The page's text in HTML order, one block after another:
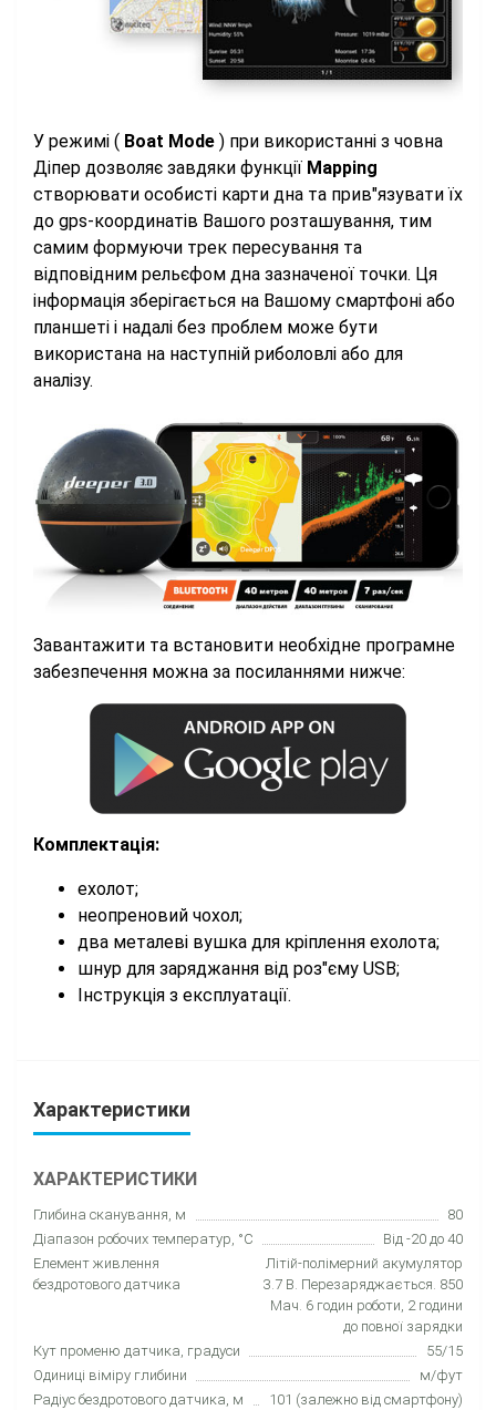
У режимі ( Boat Mode ) при використанні з човна
Діпер дозволяє завдяки функції Mapping
створювати особисті карти дна та прив"язувати їх
до gps-координатів Вашого розташування, тим
самим формуючи трек пересування та
відповідним рельєфом дна зазначеної точки. Ця
інформація зберігається на Вашому смартфоні або
планшеті і надалі без проблем може бути
використана на наступній риболовлі або для
аналізу.
Завантажити та встановити необхідне програмне
забезпечення можна за посиланнями нижче:
Комплектація:
ехолот;
неопреновий чохол;
два металеві вушка для кріплення ехолота;
шнур для заряджання від роз"єму USB;
Інструкція з експлуатації.
Характеристики
ХАРАКТЕРИСТИКИ
Глибина сканування, м
80
Діапазон робочих температур, °C
Від -20 до 40
Елемент живлення
бездротового датчика
Літій-полімерний акумулятор
3.7 В. Перезаряджається. 850
Мач. 6 годин роботи, 2 години
до повної зарядки
Кут променю датчика, градуси
55/15
Одиниці віміру глибини
м/фут
Радіус бездротового датчика, м
101 (залежно від смартфону)